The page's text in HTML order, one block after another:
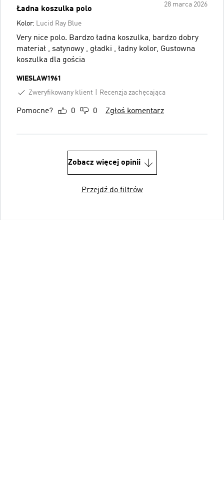
28 marca 2026
Ładna koszulka polo
Kolor: Lucid Ray Blue
Very nice polo. Bardzo ładna koszulka, bardzo dobry
materiał , satynowy , gładki , ładny kolor, Gustowna
koszulka dla gościa
WIESLAW1961
Zweryfikowany klient
Recenzja zachęcająca
Pomocne? 0 0 Zgłoś komentarz
Zobacz więcej opinii
Przejdź do filtrów